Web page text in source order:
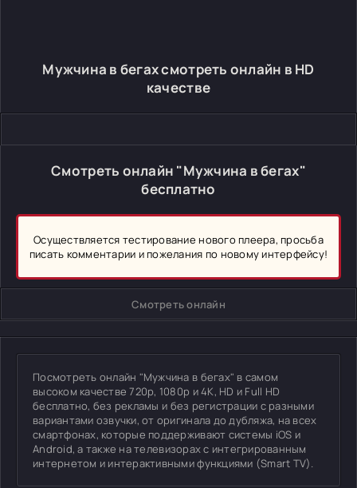
Мужчина в бегах смотреть онлайн в HD
качестве
Смотреть онлайн "Мужчина в бегах"
бесплатно
Осуществляется тестирование нового плеера, просьба
писать комментарии и пожелания по новому интерфейсу!
Смотреть онлайн
Посмотреть онлайн "Мужчина в бегах" в самом
высоком качестве 720p, 1080p и 4K, HD и Full HD
бесплатно, без рекламы и без регистрации с разными
вариантами озвучки, от оригинала до дубляжа, на всех
смартфонах, которые поддерживают системы iOS и
Android, а также на телевизорах с интегрированным
интернетом и интерактивными функциями (Smart TV).